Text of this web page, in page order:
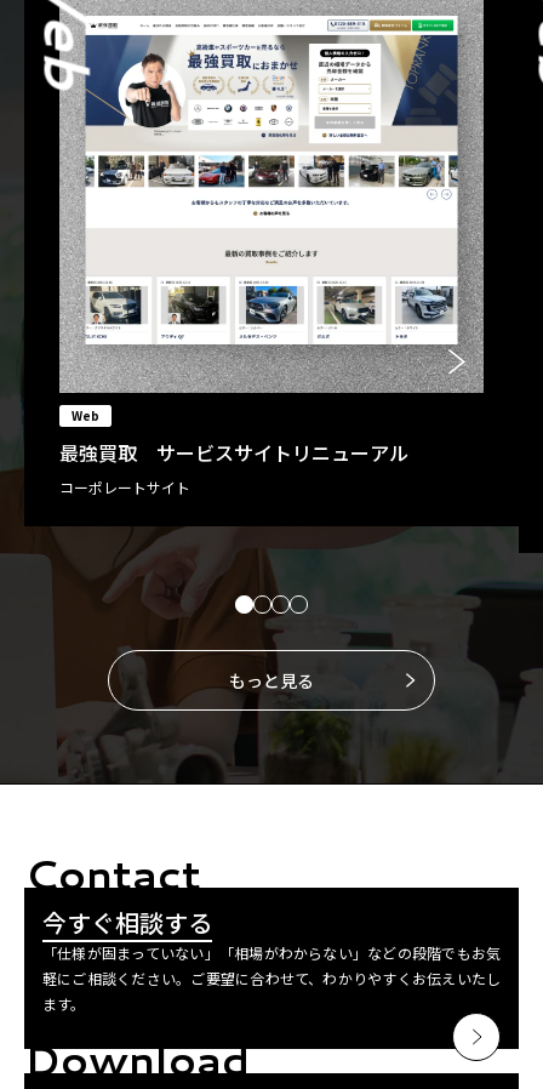
Web
最強買取 サービスサイトリニューアル
コーポレートサイト
もっと見る
Contact
今すぐ相談する
「仕様が固まっていない」「相場がわからない」などの段階でもお気
軽にご相談ください。ご要望に合わせて、わかりやすくお伝えいたし
ます。
Download